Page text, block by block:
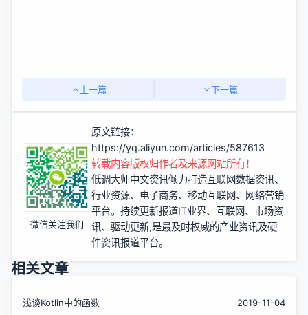
上一篇 下一篇
微信关注我们
原文链接：
https://yq.aliyun.com/articles/587613
转载内容版权归作者及来源网站所有！
低调大师中文资讯倾力打造互联网数据资讯、
行业资源、电子商务、移动互联网、网络营销
平台。持续更新报道IT业界、互联网、市场资
讯、驱动更新,是最及时权威的产业资讯及硬
件资讯报道平台。
相关文章
浅谈Kotlin中的函数 2019-11-04